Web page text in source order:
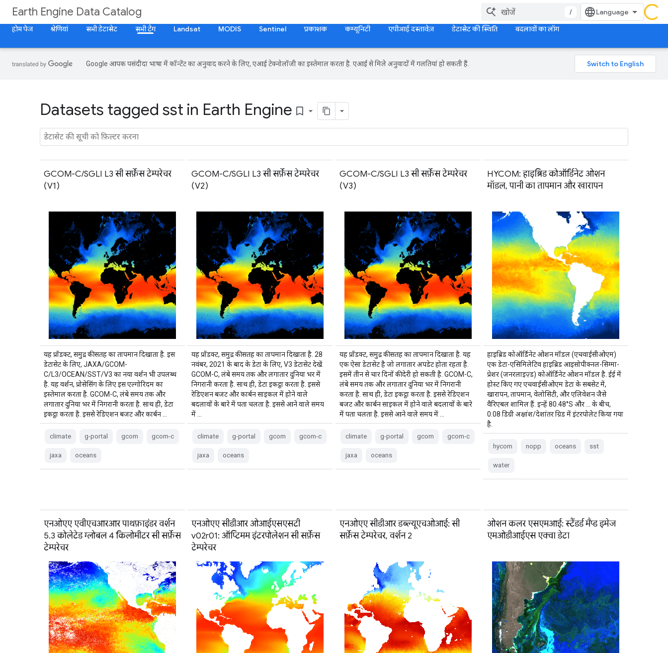
Earth Engine Data Catalog
/
होम पेज
श्रेणियां सभी डेटासेट सभी टैग Landsat MODIS Sentinel प्रकाशक कम्यूनिटी एपीआई दस्तावेज़ डेटासेट की स्थिति बदलावों का लॉग
Google आपकी पसंदीदा भाषा में कॉन्टेंट का अनुवाद करने के लिए, एआई टेक्नोलॉजी का इस्तेमाल करता है. एआई से मिले अनुवादों में गलतियां हो सकती हैं.
Datasets tagged sst in Earth Engine bookmark_border
GCOM-C/SGLI L3 सी सर्फ़ेस टेम्परेचर
(V1)
यह प्रॉडक्ट, समुद्र की सतह का तापमान दिखाता है. इस
डेटासेट के लिए, JAXA/GCOM-
C/L3/OCEAN/SST/V3 का नया वर्शन भी उपलब्ध
है. यह वर्शन, प्रोसेसिंग के लिए इस एल्गोरिदम का
इस्तेमाल करता है. GCOM-C, लंबे समय तक और
लगातार दुनिया भर में निगरानी करता है. साथ ही, डेटा
इकट्ठा करता है. इससे रेडिएशन बजट और कार्बन …
climate g-portal gcom gcom-c
jaxa oceans
GCOM-C/SGLI L3 सी सर्फ़ेस टेम्परेचर
(V2)
यह प्रॉडक्ट, समुद्र की सतह का तापमान दिखाता है. 28
नवंबर, 2021 के बाद के डेटा के लिए, V3 डेटासेट देखें.
GCOM-C, लंबे समय तक और लगातार दुनिया भर में
निगरानी करता है. साथ ही, डेटा इकट्ठा करता है. इससे
रेडिएशन बजट और कार्बन साइकल में होने वाले
बदलावों के बारे में पता चलता है. इससे आने वाले समय
में …
climate g-portal gcom gcom-c
jaxa oceans
GCOM-C/SGLI L3 सी सर्फ़ेस टेम्परेचर
(V3)
यह प्रॉडक्ट, समुद्र की सतह का तापमान दिखाता है. यह
एक ऐसा डेटासेट है जो लगातार अपडेट होता रहता है.
इसमें तीन से चार दिनों की देरी हो सकती है. GCOM-C,
लंबे समय तक और लगातार दुनिया भर में निगरानी
करता है. साथ ही, डेटा इकट्ठा करता है. इससे रेडिएशन
बजट और कार्बन साइकल में होने वाले बदलावों के बारे
में पता चलता है. इससे आने वाले समय में …
climate g-portal gcom gcom-c
jaxa oceans
HYCOM: हाइब्रिड कोऑर्डिनेट ओशन
मॉडल, पानी का तापमान और खारापन
हाइब्रिड कोऑर्डिनेट ओशन मॉडल (एचवाईसीओएम)
एक डेटा-एसिमिलेटिव हाइब्रिड आइसोपीक्नल-सिग्मा-
प्रेशर (जनरलाइज़्ड) कोऑर्डिनेट ओशन मॉडल है. ईई में
होस्ट किए गए एचवाईसीओएम डेटा के सबसेट में,
खारापन, तापमान, वेलोसिटी, और एलिवेशन जैसे
वैरिएबल शामिल हैं. इन्हें 80.48°S और … के बीच,
0.08 डिग्री अक्षांश/देशांतर ग्रिड में इंटरपोलेट किया गया
है.
hycom nopp oceans sst
water
एनओएए एवीएचआरआर पाथफ़ाइंडर वर्शन
5.3 कोलेटेड ग्लोबल 4 किलोमीटर सी सर्फ़ेस
टेम्परेचर
एनओएए सीडीआर ओआईएसएसटी
v02r01: ऑप्टिमम इंटरपोलेशन सी सर्फ़ेस
टेम्परेचर
एनओएए सीडीआर डब्ल्यूएचओआई: सी
सर्फ़ेस टेम्परेचर, वर्शन 2
ओशन कलर एसएमआई: स्टैंडर्ड मैप्ड इमेज
एमओडीआईएस एक्वा डेटा